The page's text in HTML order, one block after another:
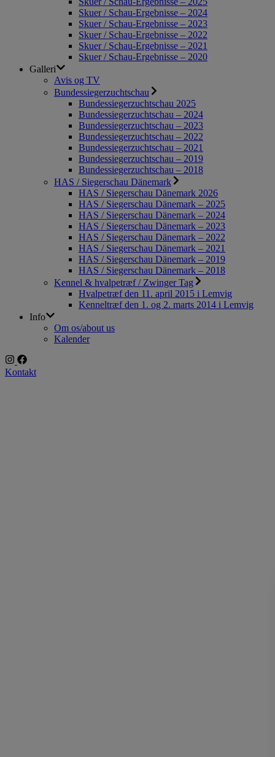
Skuer / Schau-Ergebnisse – 2024
Skuer / Schau-Ergebnisse – 2023
Skuer / Schau-Ergebnisse – 2022
Skuer / Schau-Ergebnisse – 2021
Skuer / Schau-Ergebnisse – 2020
Galleri
Avis og TV
Bundessiegerzuchtschau
Bundessiegerzuchtschau 2025
Bundessiegerzuchtschau – 2024
Bundessiegerzuchtschau – 2023
Bundessiegerzuchtschau – 2022
Bundessiegerzuchtschau – 2021
Bundessiegerzuchtschau – 2019
Bundessiegerzuchtschau – 2018
HAS / Siegerschau Dänemark
HAS / Siegerschau Dänemark 2026
HAS / Siegerschau Dänemark – 2025
HAS / Siegerschau Dänemark – 2024
HAS / Siegerschau Dänemark – 2023
HAS / Siegerschau Dänemark – 2022
HAS / Siegerschau Dänemark – 2021
HAS / Siegerschau Dänemark – 2019
HAS / Siegerschau Dänemark – 2018
Kennel & hvalpetræf / Zwinger Tag
Hvalpetræf den 11. april 2015 i Lemvig
Kenneltræf den 1. og 2. marts 2014 i Lemvig
Info
Om os/about us
Kalender
Kontakt